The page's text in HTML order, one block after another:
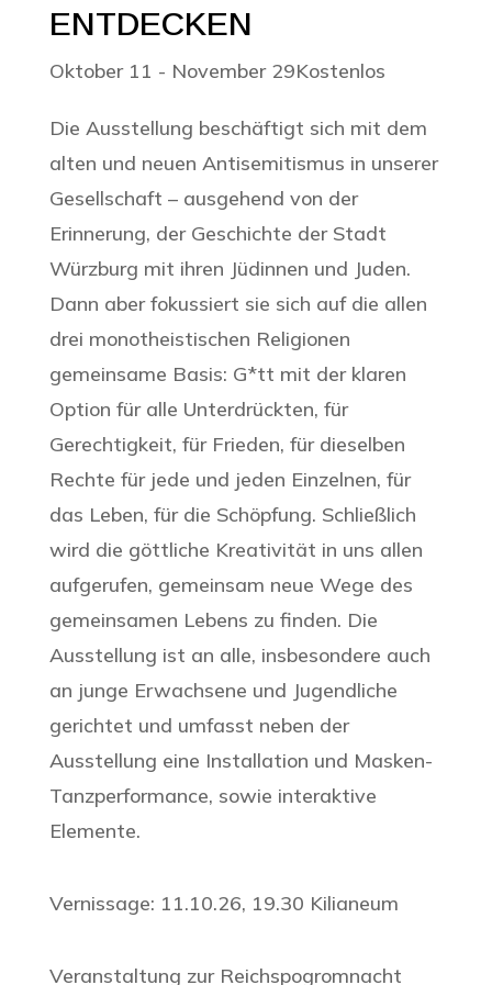
ENTDECKEN
Oktober 11 - November 29Kostenlos
Die Ausstellung beschäftigt sich mit dem
alten und neuen Antisemitismus in unserer
Gesellschaft – ausgehend von der
Erinnerung, der Geschichte der Stadt
Würzburg mit ihren Jüdinnen und Juden.
Dann aber fokussiert sie sich auf die allen
drei monotheistischen Religionen
gemeinsame Basis: G*tt mit der klaren
Option für alle Unterdrückten, für
Gerechtigkeit, für Frieden, für dieselben
Rechte für jede und jeden Einzelnen, für
das Leben, für die Schöpfung. Schließlich
wird die göttliche Kreativität in uns allen
aufgerufen, gemeinsam neue Wege des
gemeinsamen Lebens zu finden. Die
Ausstellung ist an alle, insbesondere auch
an junge Erwachsene und Jugendliche
gerichtet und umfasst neben der
Ausstellung eine Installation und Masken-
Tanzperformance, sowie interaktive
Elemente.
Vernissage: 11.10.26, 19.30 Kilianeum
Veranstaltung zur Reichspogromnacht